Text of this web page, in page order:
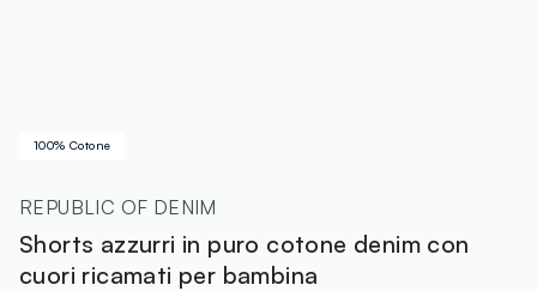
100% Cotone
REPUBLIC OF DENIM
Shorts azzurri in puro cotone denim con
cuori ricamati per bambina